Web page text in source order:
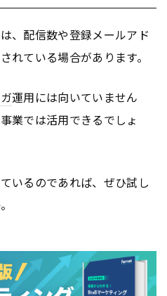
、配信数や登録メールアド
れている場合があります。
運用には向いていません
業では活用できるでしょ
いるのであれば、ぜひ試し